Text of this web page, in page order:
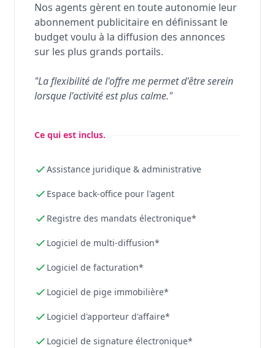
Nos agents gèrent en toute autonomie leur
abonnement publicitaire en définissant le
budget voulu à la diffusion des annonces
sur les plus grands portails.
"La flexibilité de l'offre me permet d'être serein
lorsque l'activité est plus calme."
Ce qui est inclus.
Assistance juridique & administrative
Espace back-office pour l'agent
Registre des mandats électronique*
Logiciel de multi-diffusion*
Logiciel de facturation*
Logiciel de pige immobilière*
Logiciel d'apporteur d'affaire*
Logiciel de signature électronique*